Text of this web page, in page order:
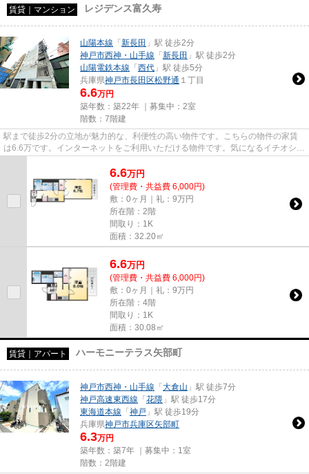
賃貸｜マンション レジデンス富久寿
山陽本線 「 新長田 」駅 徒歩2分
神戸市西神・山手線 「 新長田 」駅 徒歩2分
山陽電鉄本線 「 西代 」駅 徒歩5分
兵庫県神戸市長田区松野通 １丁目
6.6万円
築年数：築22年 ｜募集中： 2室
階数：7階建
駅まで徒歩2分の立地が魅力的な、利便性の高い物件です。こちらの物件の家賃
は6.6万です。インターネットをご利用いただける物件です。気になるイチオシ物
6.6万円
(管理費・共益費 6,000円)
敷：0ヶ月｜礼：9万円
所在階：2階
間取り：1K
面積：32.20㎡
6.6万円
(管理費・共益費 6,000円)
敷：0ヶ月｜礼：9万円
所在階：4階
間取り：1K
面積：30.08㎡
賃貸｜アパート ハーモニーテラス矢部町
神戸市西神・山手線 「 大倉山 」駅 徒歩7分
神戸高速東西線 「 花隈 」駅 徒歩17分
東海道本線 「 神戸 」駅 徒歩19分
兵庫県神戸市兵庫区矢部町
6.3万円
築年数：築7年 ｜募集中： 1室
階数：2階建